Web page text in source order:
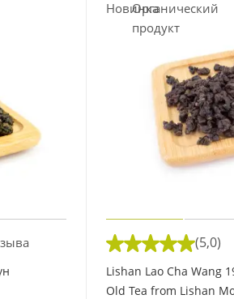
(5,0)
Lishan Lao Cha Wang
Old Tea from Lishan